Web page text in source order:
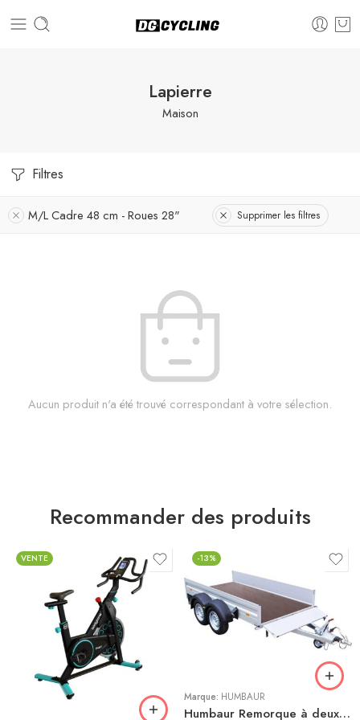
Lapierre
Maison
Filtres
M/L Cadre 48 cm - Roues 28" Supprimer les filtres
Aucun produit n'a été trouvé correspondant à votre sélection.
Recommander des produits
VENTE
Gris
-13%
Marque: HUMBAUR
Humbaur Remorque à deux essieux Alumaster Tandem 2500 3030x1500x350mm freinée poids total adm. 2500kg